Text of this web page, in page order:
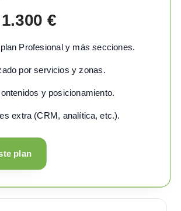
€
Profesional y más secciones.
por servicios y zonas.
y posicionamiento.
extra (CRM, analítica, etc.).
plan